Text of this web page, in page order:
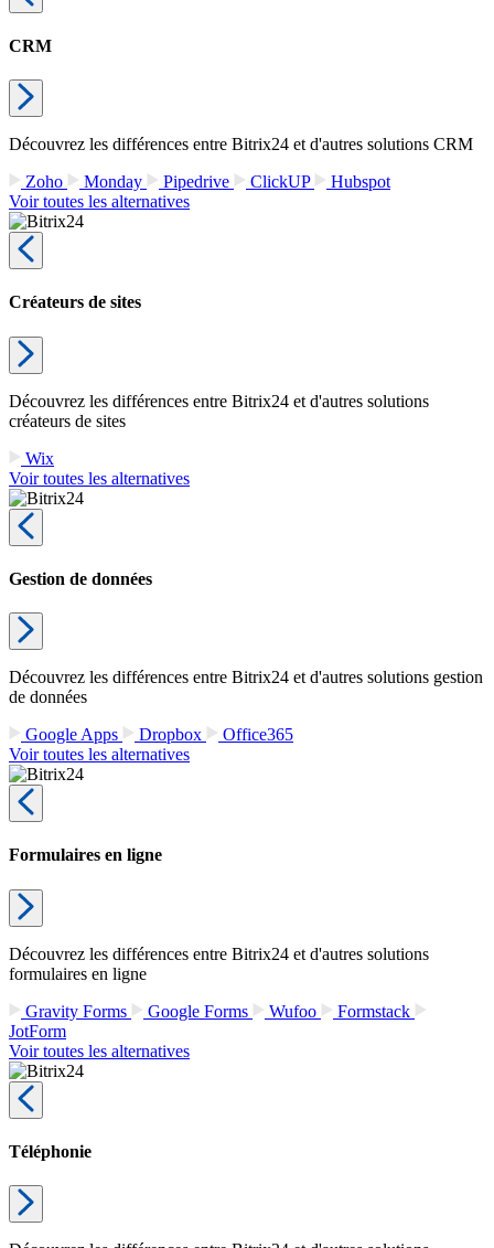
CRM
Découvrez les différences entre Bitrix24 et d'autres solutions CRM
Zoho
Monday Pipedrive ClickUP
Hubspot
Voir toutes les alternatives
Créateurs de sites
Découvrez les différences entre Bitrix24 et d'autres solutions
créateurs de sites
Wix
Voir toutes les alternatives
Gestion de données
Découvrez les différences entre Bitrix24 et d'autres solutions gestion
de données
Google Apps
Dropbox
Office365
Voir toutes les alternatives
Formulaires en ligne
Découvrez les différences entre Bitrix24 et d'autres solutions
formulaires en ligne
Gravity Forms
Google Forms Wufoo
Formstack
JotForm
Voir toutes les alternatives
Téléphonie